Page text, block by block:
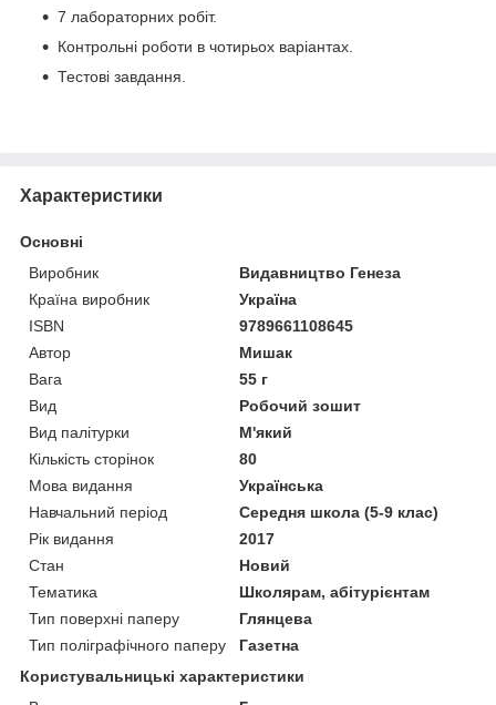
7 лабораторних робіт.
Контрольні роботи в чотирьох варіантах.
Тестові завдання.
Характеристики
Основні
Виробник
Видавництво Генеза
Країна виробник
Україна
ISBN
9789661108645
Автор
Мишак
Вага
55 г
Вид
Робочий зошит
Вид палітурки
М'який
Кількість сторінок
80
Мова видання
Українська
Навчальний період
Середня школа (5-9 клас)
Рік видання
2017
Стан
Новий
Тематика
Школярам, абітурієнтам
Тип поверхні паперу
Глянцева
Тип поліграфічного паперу
Газетна
Користувальницькі характеристики